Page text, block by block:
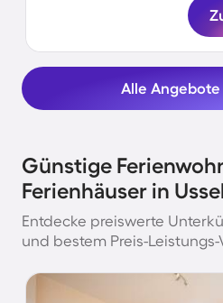
Alle Angebote
Günstige
Ferienhäuser in
Entdecke preiswerte
und bestem Preis-Leistungs-